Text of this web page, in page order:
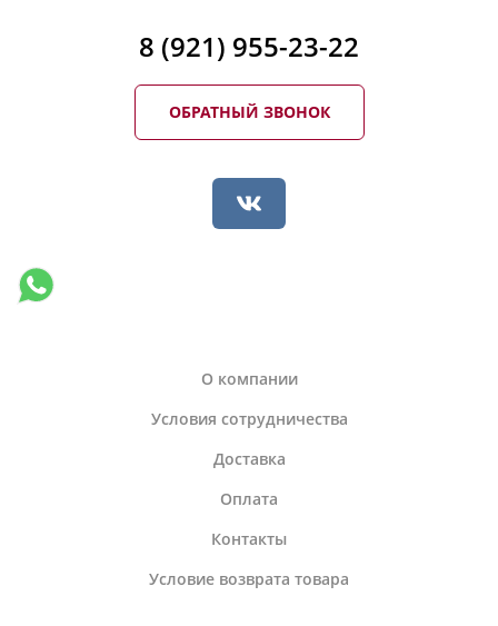
8 (921) 955-23-22
ОБРАТНЫЙ ЗВОНОК
О компании
Условия сотрудничества
Доставка
Оплата
Контакты
Условие возврата товара